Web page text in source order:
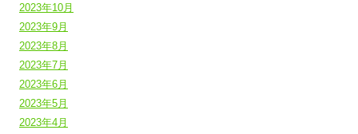
2023年10月
2023年9月
2023年8月
2023年7月
2023年6月
2023年5月
2023年4月